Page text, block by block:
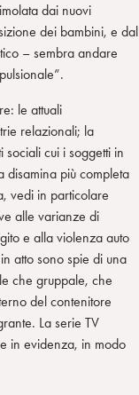
dai nuovi
dei bambini, e dal
– sembra andare
le attuali
relazionali; la
cui i soggetti in
disamina più completa
vedi in particolare
alle varianze di
e alla violenza auto
atto sono spie di una
che gruppale, che
del contenitore
La serie TV
in evidenza, in modo